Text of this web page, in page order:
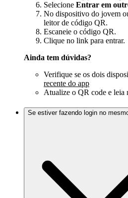
Selecione Entrar em
No dispositivo do jovem
leitor de código QR.
Escaneie o código QR.
Clique no link para entrar.
Ainda tem dúvidas?
Verifique se os dois
recente do app
Atualize o QR code e leia
Se estiver fazendo login no